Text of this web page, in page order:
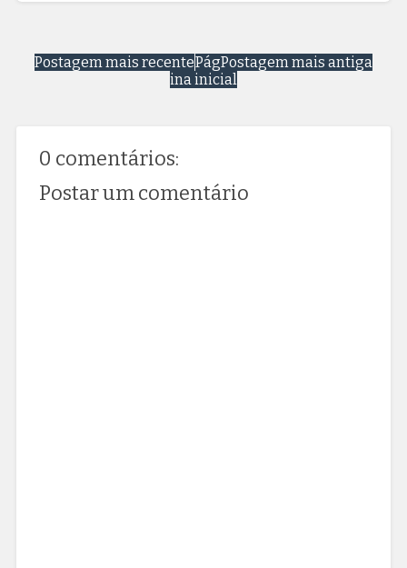
Postagem mais recente Postagem mais antiga
Pág
ina inicial
0 comentários:
Postar um comentário